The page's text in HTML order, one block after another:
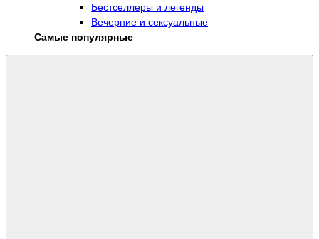
Бестселлеры и легенды
Вечерние и сексуальные
Самые популярные